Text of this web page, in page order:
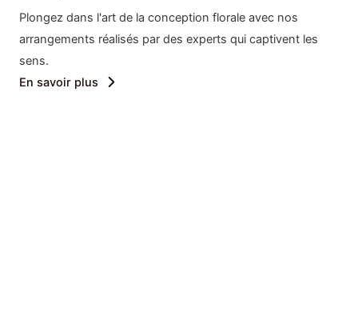
Plongez dans l'art de la conception florale avec nos
arrangements réalisés par des experts qui captivent les
sens.
En savoir plus